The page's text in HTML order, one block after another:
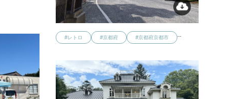
#レトロ #京都府 #京都府京都市 …